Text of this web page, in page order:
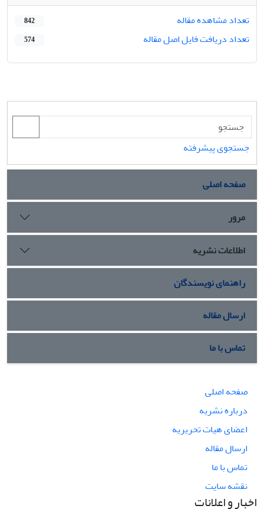
تعداد مشاهده مقاله
842
تعداد دریافت فایل اصل مقاله 574
جستجوی پیشرفته
صفحه اصلی
مرور
اطلاعات نشریه
راهنمای نویسندگان
ارسال مقاله
تماس با ما
صفحه اصلی
درباره نشریه
اعضای هیات تحریریه
ارسال مقاله
تماس با ما
نقشه سایت
اخبار و اعلانات